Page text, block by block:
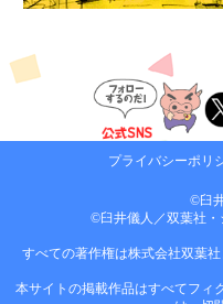
プライバシーポリ
©臼
©臼井儀人／双葉社・
すべての著作権は株式会社双葉
本サイトの掲載作品はすべてフィ